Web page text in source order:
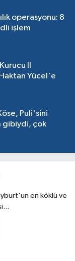
operasyonu: 8
işlem
İl
Yücel'e
Puli'sini
gibiydi, çok
en köklü ve